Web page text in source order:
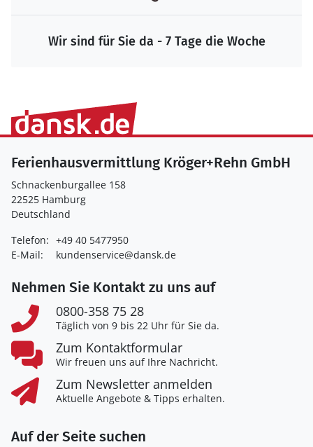
Wir sind für Sie da - 7 Tage die Woche
Ferienhausvermittlung Kröger+Rehn GmbH
Schnackenburgallee 158
22525 Hamburg
Deutschland
Telefon: +49 40 5477950
E-Mail:
kundenservice@dansk.de
Nehmen Sie Kontakt zu uns auf
0800-358 75 28
Täglich von 9 bis 22 Uhr für Sie da.
Zum Kontaktformular
Wir freuen uns auf Ihre Nachricht.
Zum Newsletter anmelden
Aktuelle Angebote & Tipps erhalten.
Auf der Seite suchen